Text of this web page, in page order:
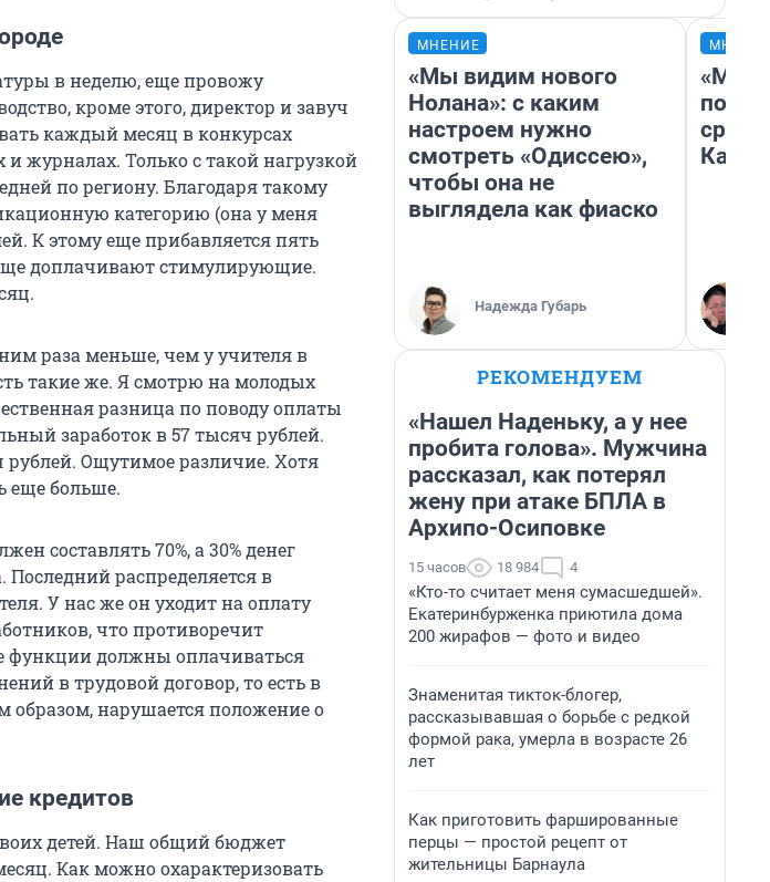
в неделю, еще провожу
кроме этого, директор и завуч
каждый месяц в конкурсах
и журналах. Только с такой нагрузкой
по региону. Благодаря такому
категорию (она у меня
К этому еще прибавляется пять
доплачивают стимулирующие.
раза меньше, чем у учителя в
такие же. Я смотрю на молодых
разница по поводу оплаты
заработок в 57 тысяч рублей.
Ощутимое различие. Хотя
еще больше.
составлять 70%, а 30% денег
распределяется в
У нас же он уходит на оплату
что противоречит
функции должны оплачиваться
в трудовой договор, то есть в
образом, нарушается положение о
кредитов
детей. Наш общий бюджет
Как можно охарактеризовать
МНЕНИЕ
«Мы видим нового
Нолана»: с каким
настроем нужно
смотреть «Одиссею»,
чтобы она не
выглядела как фиаско
Надежда Губарь
РЕКОМЕНДУЕМ
«Нашел Наденьку, а у нее
пробита голова». Мужчина
рассказал, как потерял
жену при атаке БПЛА в
Архипо-Осиповке
15 часов 18 984 4
«Кто-то считает меня сумасшедшей».
Екатеринбурженка приютила дома
200 жирафов — фото и видео
Знаменитая тикток-блогер,
рассказывавшая о борьбе с редкой
формой рака, умерла в возрасте 26
лет
Как приготовить фаршированные
перцы — простой рецепт от
жительницы Барнаула